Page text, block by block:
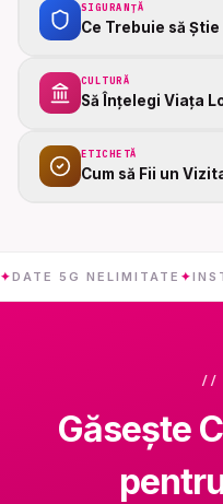
SIGURANȚĂ
Ce Trebuie să
CULTURĂ
Să Înțelegi Viața
ETICHETĂ
Cum să Fii un
NELIMITATE✦
//
Găsește